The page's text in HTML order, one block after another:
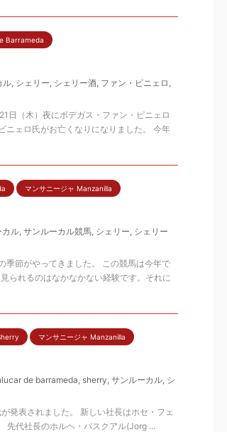
Barrameda
ル, シェリー, シェリー酒, ファン・ピニェロ ,
日（木）夜にボデガス・ファン・ピニェロ
ェロ氏がお亡くなりになりました。 今年
マンサニージャ Manzanilla
カル, サンルーカル競馬, シェリー, シェリー
節がやってきました。 この競馬は今年で
られるのはなかなかない経験です。それに
マンサニージャ Manzanilla
de barrameda, sherry, サンルーカル, シ
発表されました。 新しい社長はホセ・フェ
先代社長のホルヘ・パスクアル(Jorg ...